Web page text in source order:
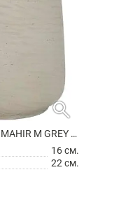
search
КАШПО ROUGH MAHIR M GREY WASHED
16 см.
22 см.